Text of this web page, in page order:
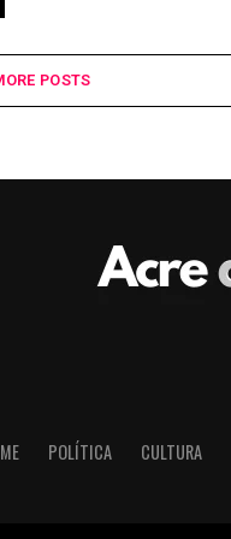
POSTS
POLÍTICA CULTURA